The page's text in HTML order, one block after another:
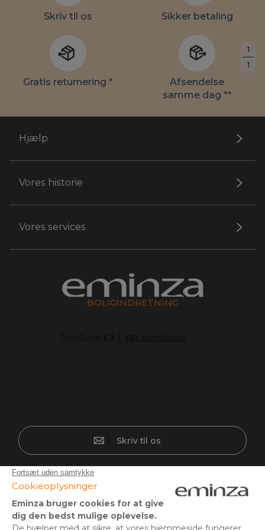
1
1
Skriv til os Sikker betaling
Gratis returnering *
Afsendelse
samme dag **
Hjælp
Vores historie
Vores services
BOLIGINDRETNING
Skriv til os
Sikker betaling